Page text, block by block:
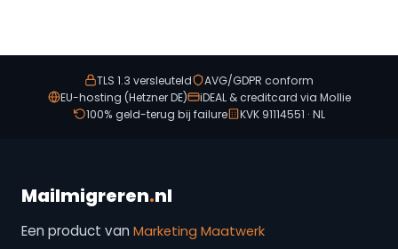
TLS 1.3 versleuteld
AVG/GDPR conform
EU-hosting (Hetzner DE)
iDEAL & creditcard via Mollie
100% geld-terug bij failure
KVK 91114551 · NL
Mailmigreren.nl
Een product van Marketing Maatwerk